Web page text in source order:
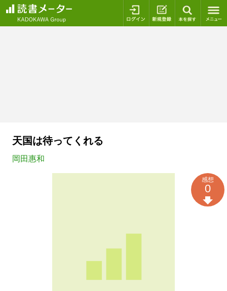
ログイン 新規登録
天国は待ってくれる
岡田惠和
感想
0